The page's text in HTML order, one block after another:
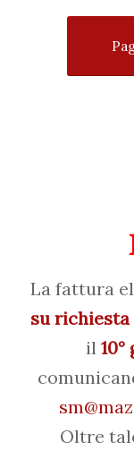
La fattura
su richiesta
il
Oltre